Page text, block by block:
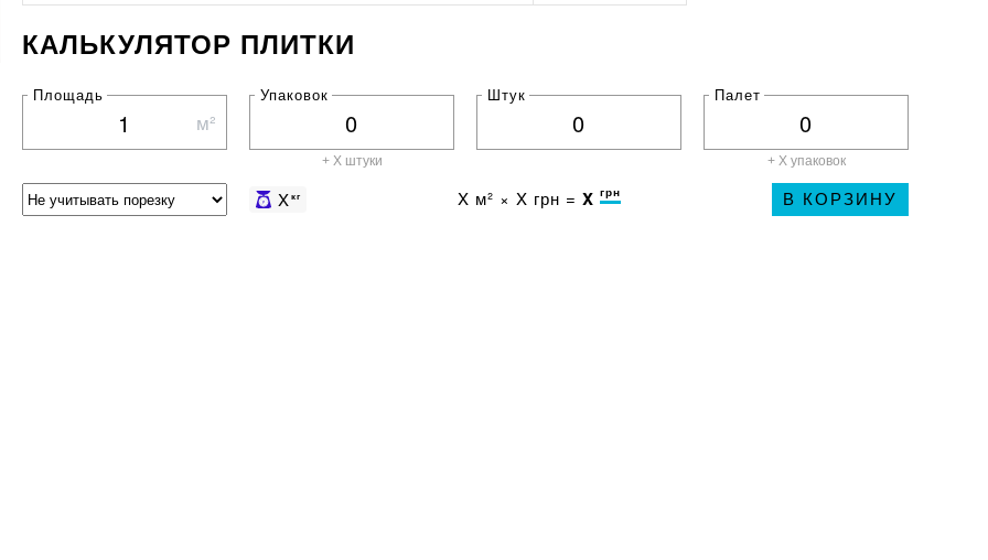
КАЛЬКУЛЯТОР ПЛИТКИ
Площадь
м²
Упаковок
+ X штуки
Штук Палет
+ X упаковок
Xкг X м² × X грн = X грн В КОРЗИНУ